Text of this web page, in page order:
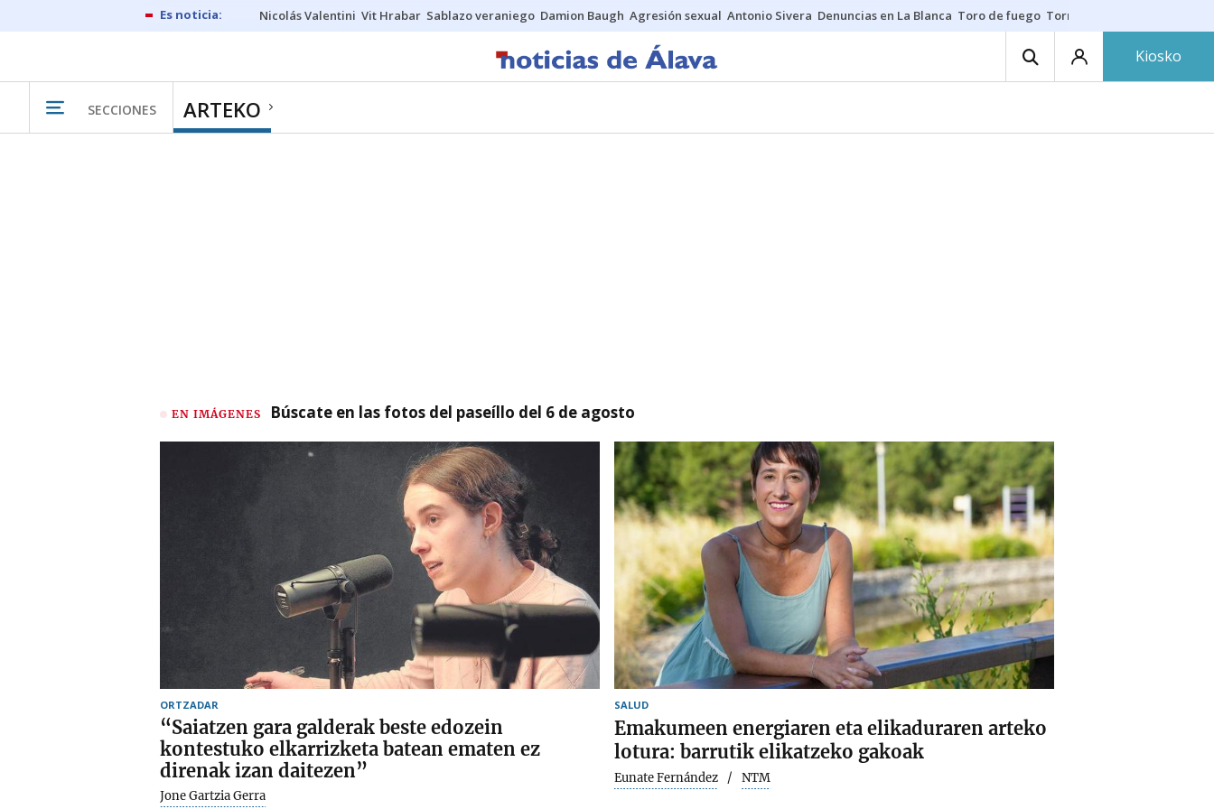
Nicolás Valentini Vit Hrabar Sablazo veraniego Damion Baugh Agresión sexual Antonio Sivera Denuncias en La Blanca Toro de fuego Tornike Shengelia
Kiosko
SECCIONES ARTEKO
EN IMÁGENES Búscate en las fotos del paseíllo del 6 de agosto
ORTZADAR
“Saiatzen gara galderak beste edozein
kontestuko elkarrizketa batean ematen ez
direnak izan daitezen”
Jone Gartzia Gerra
SALUD
Emakumeen energiaren eta elikaduraren arteko
lotura: barrutik elikatzeko gakoak
Eunate Fernández NTM